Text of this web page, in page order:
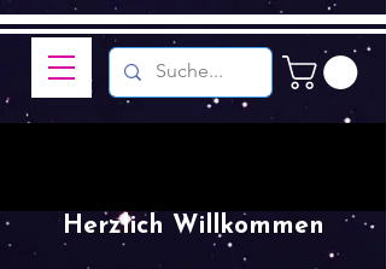
Herzlich Willkommen